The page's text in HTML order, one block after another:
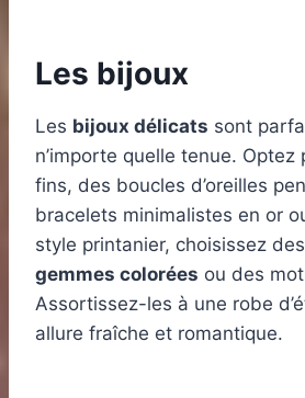
Les bijoux
Les bijoux délicats sont
n’importe quelle tenue. Optez
fins, des boucles d’oreilles
bracelets minimalistes en or
style printanier, choisissez
gemmes colorées ou des
Assortissez-les à une robe
allure fraîche et romantique.